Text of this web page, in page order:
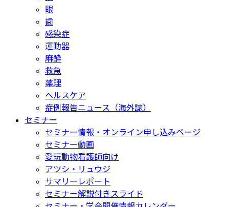
眼
歯
感染症
運動器
麻酔
救急
薬理
ヘルスケア
症例報告ニュース（海外誌）
セミナー
セミナー情報・オンライン申し込みページ
セミナー動画
愛玩動物看護師向け
アツシ・リュウジ
サマリーレポート
セミナー解説付きスライド